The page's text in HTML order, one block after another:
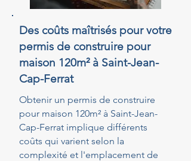
Des coûts maîtrisés pour votre
permis de construire pour
maison 120m² à Saint-Jean-
Cap-Ferrat
Obtenir un permis de construire
pour maison 120m² à Saint-Jean-
Cap-Ferrat implique différents
coûts qui varient selon la
complexité et l'emplacement de